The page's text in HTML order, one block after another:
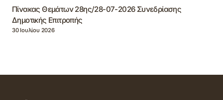
Πίνακας Θεμάτων 28ης/28-07-2026 Συνεδρίασης
Δημοτικής Επιτροπής
30 Ιουλίου 2026